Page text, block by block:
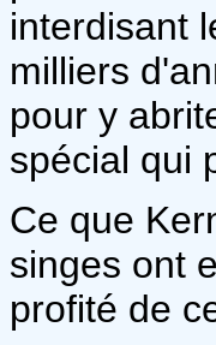
interdisant
milliers
pour y
spécial qui
Ce que
singes ont
profité de